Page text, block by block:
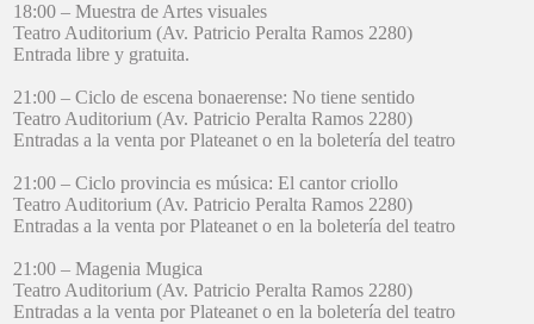
18:00 – Muestra de Artes visuales
Teatro Auditorium (Av. Patricio Peralta Ramos 2280)
Entrada libre y gratuita.
21:00 – Ciclo de escena bonaerense: No tiene sentido
Teatro Auditorium (Av. Patricio Peralta Ramos 2280)
Entradas a la venta por Plateanet o en la boletería del teatro
21:00 – Ciclo provincia es música: El cantor criollo
Teatro Auditorium (Av. Patricio Peralta Ramos 2280)
Entradas a la venta por Plateanet o en la boletería del teatro
21:00 – Magenia Mugica
Teatro Auditorium (Av. Patricio Peralta Ramos 2280)
Entradas a la venta por Plateanet o en la boletería del teatro